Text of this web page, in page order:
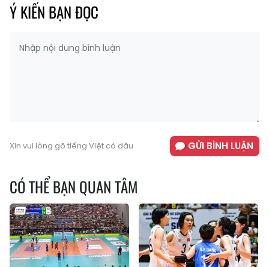
Ý KIẾN BẠN ĐỌC
Xin vui lòng gõ tiếng Việt có dấu GỬI BÌNH LUẬN
CÓ THỂ BẠN QUAN TÂM